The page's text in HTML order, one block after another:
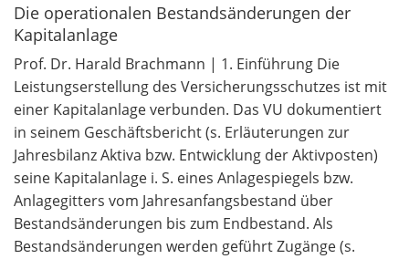
Die operationalen Bestandsänderungen der
Kapitalanlage
Prof. Dr. Harald Brachmann | 1. Einführung Die
Leistungserstellung des Versicherungsschutzes ist mit
einer Kapitalanlage verbunden. Das VU dokumentiert
in seinem Geschäftsbericht (s. Erläuterungen zur
Jahresbilanz Aktiva bzw. Entwicklung der Aktivposten)
seine Kapitalanlage i. S. eines Anlagespiegels bzw.
Anlagegitters vom Jahresanfangsbestand über
Bestandsänderungen bis zum Endbestand. Als
Bestandsänderungen werden geführt Zugänge (s.